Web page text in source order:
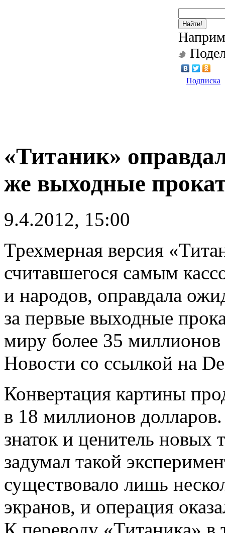
Найти!
Подписка
«Титаник»
же выходные
9.4.2012, 15:00
Трехмерная версия
считавшегося самым
и народов, оправдала
за первые выходные
миру более 35
Новости со ссылкой на
Конвертация картины
в 18 миллионов
знаток и ценитель новых
задумал такой
существовало лишь
экранов, и операция